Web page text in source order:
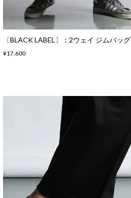
〔BLACK LABEL〕：2ウェイ ジムバッグ
¥17,600